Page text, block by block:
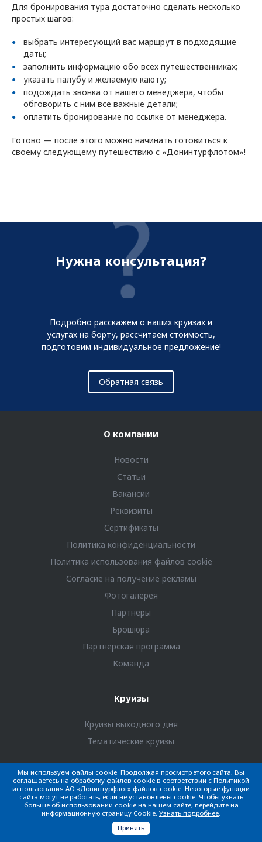
Для бронирования тура достаточно сделать несколько
простых шагов:
выбрать интересующий вас маршрут в подходящие
даты;
заполнить информацию обо всех путешественниках;
указать палубу и желаемую каюту;
подождать звонка от нашего менеджера, чтобы
обговорить с ним все важные детали;
оплатить бронирование по ссылке от менеджера.
Готово — после этого можно начинать готовиться к
своему следующему путешествию с «Донинтурфлотом»!
Нужна консультация?
Подробно расскажем о наших круизах и
услугах на борту, рассчитаем стоимость,
подготовим индивидуальное предложение!
Обратная связь
О компании
Новости
Статьи
Вакансии
Реквизиты
Сертификаты
Политика конфиденциальности
Политика использования файлов cookie
Согласие на получение рекламы
Фотогалерея
Партнеры
Брошюра
Партнёрская программа
Команда
Круизы
Круизы выходного дня
Тематические круизы
Туристам
Личный кабинет
Бронирование и оплата
Онлайн-табло отправлений
Мы используем файлы cookie. Продолжая просмотр этого сайта, Вы
соглашаетесь на обработку файлов cookie в соответствии с Политикой
использования АО «Донинтурфлот» файлов cookie. Некоторые функции
сайта могут не работать, если не установлены cookie. Чтобы узнать
больше об использовании cookie на нашем сайте, перейдите на
информационную страницу Cookie. Узнать подробнее.
Принять